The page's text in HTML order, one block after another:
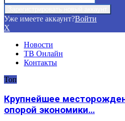
Уже имеете аккаунт?Войти
X
Новости
ТВ Онлайн
Контакты
Топ
Крупнейшее
опорой экономики…